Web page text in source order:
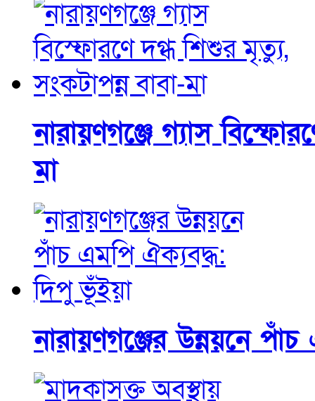
নারায়ণগঞ্জে গ্যাস
মা
নারায়ণগঞ্জের উন্নয়নে